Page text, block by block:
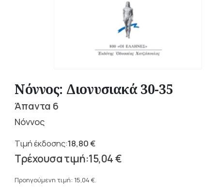
Νόννος: Διονυσιακά 30-35
Άπαντα 6
Νόννος
18,80€
Original
price
18,80 €.
15,04€
τρέχουσα
Προηγούμενη τιμή: 15,04 €.